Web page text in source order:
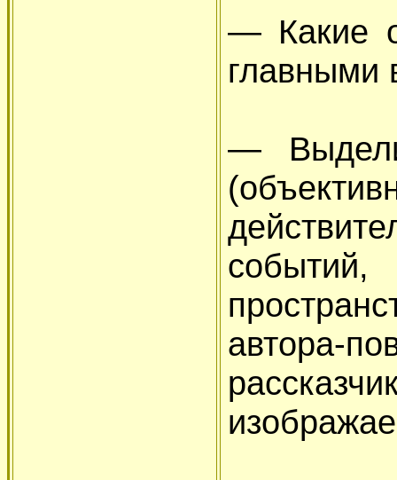
— Какие
главными
—